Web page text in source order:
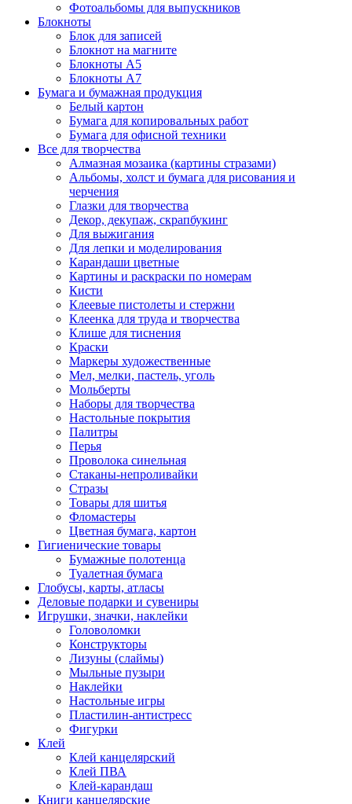
Фотоальбомы для выпускников
Блокноты
Блок для записей
Блокнот на магните
Блокноты А5
Блокноты А7
Бумага и бумажная продукция
Белый картон
Бумага для копировальных работ
Бумага для офисной техники
Все для творчества
Алмазная мозаика (картины стразами)
Альбомы, холст и бумага для рисования и
черчения
Глазки для творчества
Декор, декупаж, скрапбукинг
Для выжигания
Для лепки и моделирования
Карандаши цветные
Картины и раскраски по номерам
Кисти
Клеевые пистолеты и стержни
Клеенка для труда и творчества
Клише для тиснения
Краски
Маркеры художественные
Мел, мелки, пастель, уголь
Мольберты
Наборы для творчества
Настольные покрытия
Палитры
Перья
Проволока синельная
Стаканы-непроливайки
Стразы
Товары для шитья
Фломастеры
Цветная бумага, картон
Гигиенические товары
Бумажные полотенца
Туалетная бумага
Глобусы, карты, атласы
Деловые подарки и сувениры
Игрушки, значки, наклейки
Головоломки
Конструкторы
Лизуны (слаймы)
Мыльные пузыри
Наклейки
Настольные игры
Пластилин-антистресс
Фигурки
Клей
Клей канцелярский
Клей ПВА
Клей-карандаш
Книги канцелярские